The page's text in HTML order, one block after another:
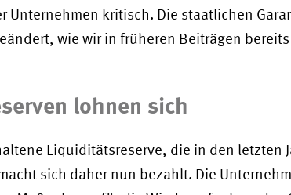
Unternehmen kritisch. Die staatlichen
wie wir in früheren Beiträgen
lohnen sich
Liquiditätsreserve, die in den letzten
sich daher nun bezahlt. Die